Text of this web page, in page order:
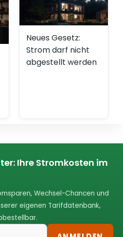
Neues Gesetz:
Strom darf nicht
abgestellt werden
Ihre Stromkosten im
Wechsel-Chancen und
eigenen Tarifdatenbank,